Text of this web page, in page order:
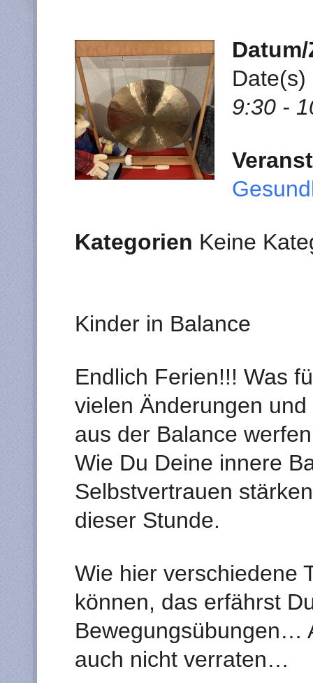
9:30 -
Kategorien Keine
Kinder in Balance
Endlich Ferien!!! Was
vielen Änderungen
aus der Balance
Wie Du Deine innere
Selbstvertrauen
dieser Stunde.
Wie hier verschiedene
können, das erfährst
Bewegungsübungen…
auch nicht verraten…